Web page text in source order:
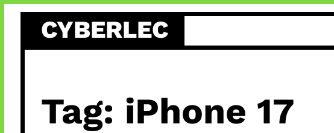
content
CYBERLEC
Tag: iPhone 17